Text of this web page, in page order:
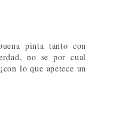
pinta tanto con
no se por cual
lo que apetece un